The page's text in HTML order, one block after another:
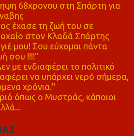
68χρονου στη Σπάρτη για
έχασε τη ζωή του σε
στον Κλαδά Σπάρτης
μου! Σου εύχομαι πάντα
σου !!!!"
με ενδιαφέρει το πολιτικό
να υπάρχει νερό σήμερα,
χρόνια."
όπως ο Μυστράς, κάποιοι